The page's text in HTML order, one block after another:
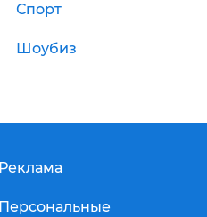
Спорт
Шоубиз
Реклама
Персональные